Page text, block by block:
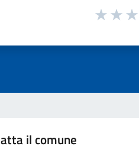
il comune